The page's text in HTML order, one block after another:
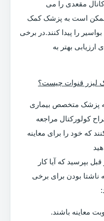
مقعدی را می
ممکن است به پزشک کمک
را پیدا کنند.در برخی
بهتر به
لیزر قنوات چیست؟
به پزشک متخصص بیماری
کولورکتال مراجعه
که خود را برای معاینه
بپرسید که آیا کار
ناشتا بودن برای برخی
معاینه باشند.